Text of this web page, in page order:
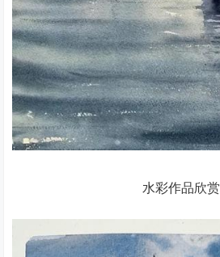
水彩作品欣赏